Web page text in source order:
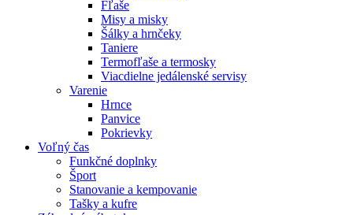
Fľaše
Misy a misky
Šálky a hrnčeky
Taniere
Termofľaše a termosky
Viacdielne jedálenské servisy
Varenie
Hrnce
Panvice
Pokrievky
Voľný čas
Funkčné doplnky
Šport
Stanovanie a kempovanie
Tašky a kufre